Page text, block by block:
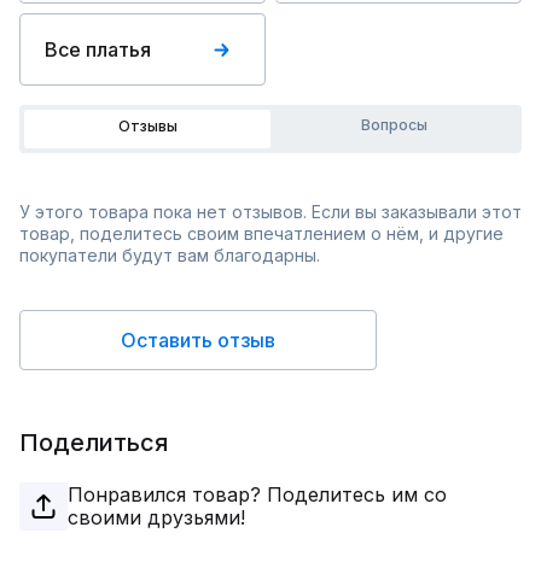
Все платья
Отзывы Вопросы
У этого товара пока нет отзывов. Если вы заказывали этот
товар, поделитесь своим впечатлением о нём, и другие
покупатели будут вам благодарны.
Оставить отзыв
Поделиться
Понравился товар? Поделитесь им со
своими друзьями!